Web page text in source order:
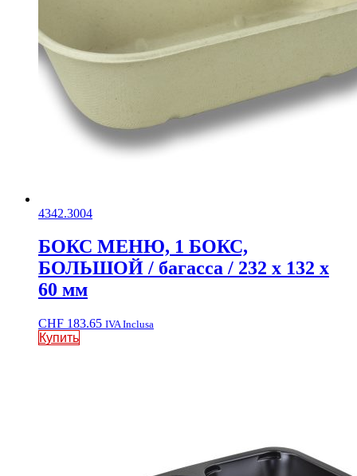
4342.3004
БОКС МЕНЮ, 1 БОКС,
БОЛЬШОЙ / багасса / 232 x 132 x
60 мм
CHF 183.65 IVA Inclusa
Купить